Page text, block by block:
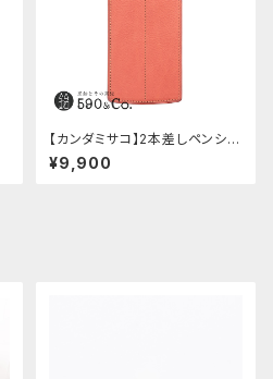
【カンダミサコ】2本差しペンシー
ス・ミネルバボックス (ローズア
ンティコ)
¥9,900